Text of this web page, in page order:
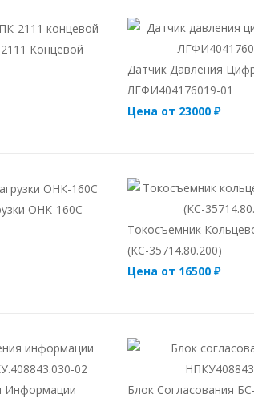
Концевой
Датчик Давления
ЛГФИ404176019-01
Цена от 23000 ₽
ОНК-160С
Токосъемник
(КС-35714.80.200)
Цена от 16500 ₽
Информации
Блок Согласования